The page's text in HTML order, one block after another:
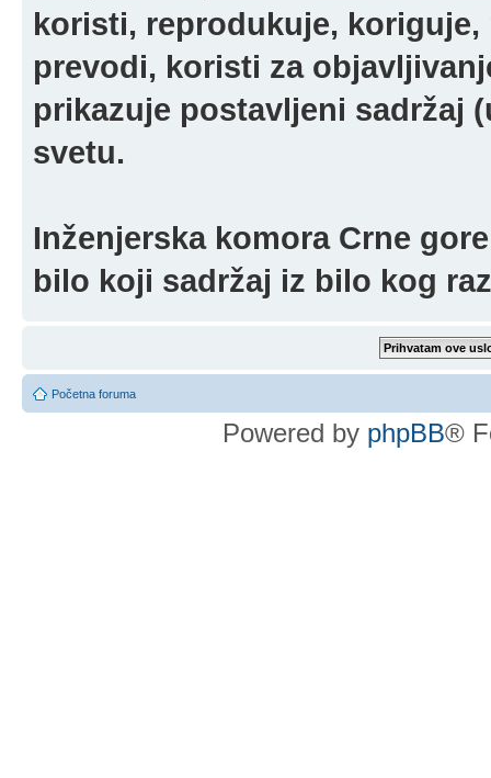
koristi, reprodukuje,
prevodi, koristi za
prikazuje postavljeni sadržaj
svetu.
Inženjerska komora Crne
bilo koji sadržaj iz bilo kog
Početna foruma
Powered by phpBB®